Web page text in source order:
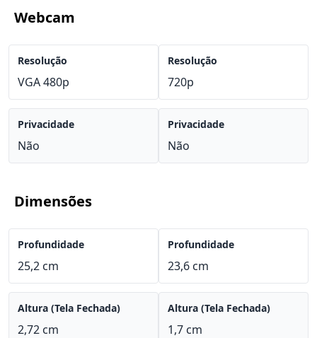
Webcam
Resolução
VGA 480p
Privacidade
Não
Resolução
720p
Privacidade
Não
Dimensões
Profundidade
25,2 cm
Altura (Tela Fechada)
2,72 cm
Profundidade
23,6 cm
Altura (Tela Fechada)
1,7 cm